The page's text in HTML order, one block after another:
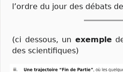
l’ordre du jour des débats
(ci dessous, un exemple
des scientifiques)